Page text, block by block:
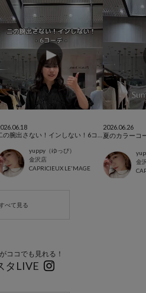
yuppy（ゆっぴ）
金沢店
CAPRICIEUX LE'MAGE
2026.06.26
夏のカラーコ
金
ココでも見れる！
タLIVE